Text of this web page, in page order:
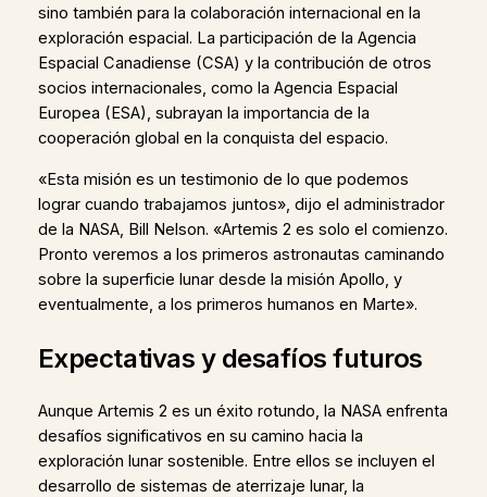
sino también para la colaboración internacional en la
exploración espacial. La participación de la Agencia
Espacial Canadiense (CSA) y la contribución de otros
socios internacionales, como la Agencia Espacial
Europea (ESA), subrayan la importancia de la
cooperación global en la conquista del espacio.
«Esta misión es un testimonio de lo que podemos
lograr cuando trabajamos juntos», dijo el administrador
de la NASA, Bill Nelson. «Artemis 2 es solo el comienzo.
Pronto veremos a los primeros astronautas caminando
sobre la superficie lunar desde la misión Apollo, y
eventualmente, a los primeros humanos en Marte».
Expectativas y desafíos futuros
Aunque Artemis 2 es un éxito rotundo, la NASA enfrenta
desafíos significativos en su camino hacia la
exploración lunar sostenible. Entre ellos se incluyen el
desarrollo de sistemas de aterrizaje lunar, la